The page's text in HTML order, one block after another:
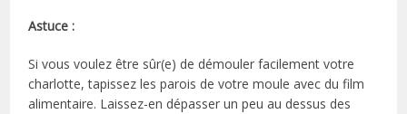
Astuce :
Si vous voulez être sûr(e) de démouler facilement votre
charlotte, tapissez les parois de votre moule avec du film
alimentaire. Laissez-en dépasser un peu au dessus des